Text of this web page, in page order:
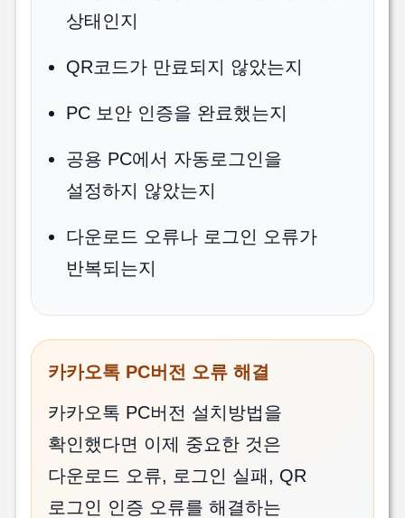
상태인지
QR코드가 만료되지 않았는지
PC 보안 인증을 완료했는지
공용 PC에서 자동로그인을
설정하지 않았는지
다운로드 오류나 로그인 오류가
반복되는지
카카오톡 PC버전 오류 해결
카카오톡 PC버전 설치방법을
확인했다면 이제 중요한 것은
다운로드 오류, 로그인 실패, QR
로그인 인증 오류를 해결하는